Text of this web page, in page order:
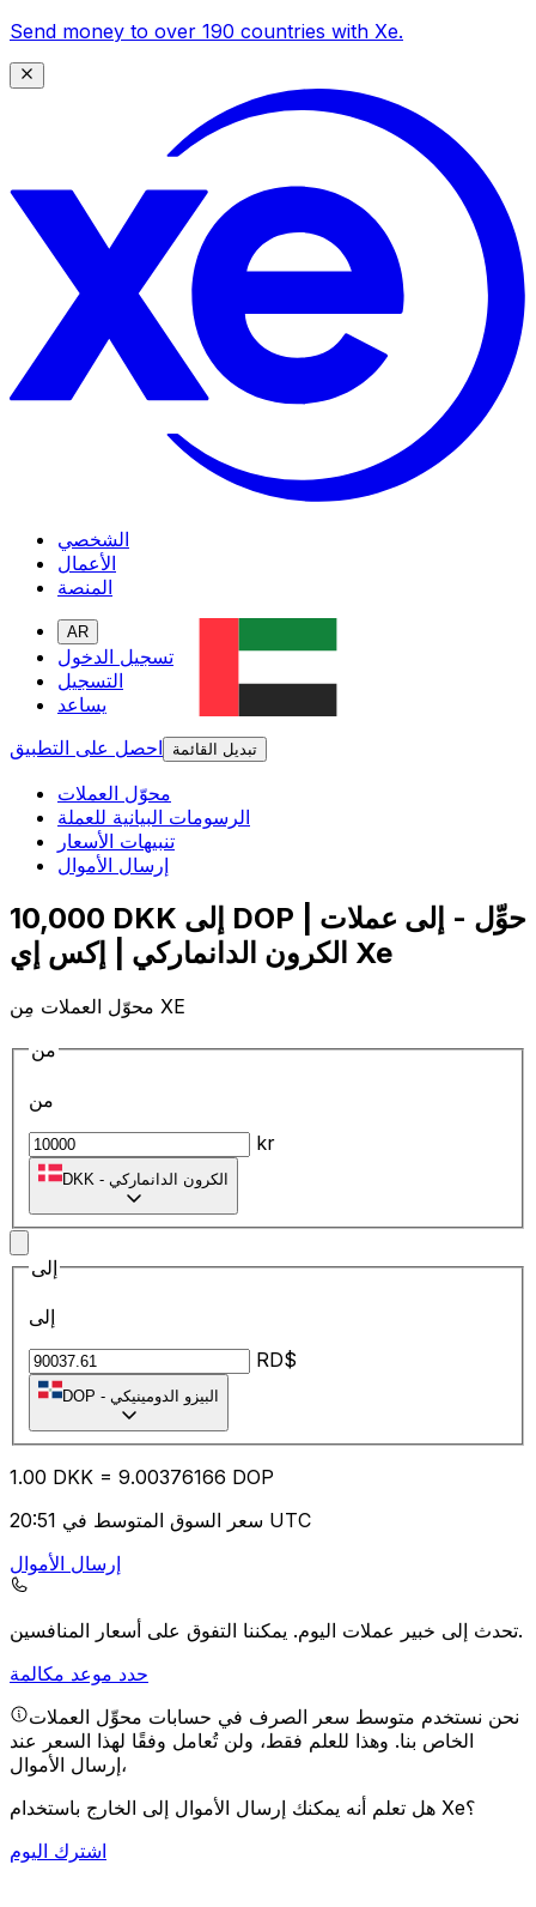
Send money to over 190 countries with Xe.
الشخصي
الأعمال
المنصة
AR
تسجيل الدخول
التسجيل
يساعد
احصل على التطبيق
تبديل القائمة
محوّل العملات
الرسومات البيانية للعملة
تنبيهات الأسعار
إرسال الأموال
10,000 DKK إلى DOP | حوِّل - إلى عملات
الكرون الدانماركي | إكس إي Xe
محوّل العملات مِن XE
من
من
kr
DKK - الكرون الدانماركي
إلى
إلى
RD$
DOP - البيزو الدومينيكي
1.00 DKK = 9.00376166 DOP
سعر السوق المتوسط في 20:51 UTC
إرسال الأموال
تحدث إلى خبير عملات اليوم.يمكننا التفوق على أسعار المنافسين.
حدد موعد مكالمة
نحن نستخدم متوسط سعر الصرف في حسابات محوِّل العملات
الخاص بنا. وهذا للعلم فقط، ولن تُعامل وفقًا لهذا السعر عند
إرسال الأموال،
هل تعلم أنه يمكنك إرسال الأموال إلى الخارج باستخدام Xe؟
اشترك اليوم